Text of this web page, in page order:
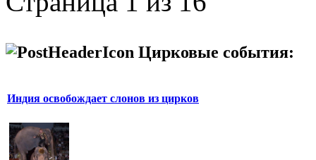
Цирковые события:
Индия освобождает слонов из цирков